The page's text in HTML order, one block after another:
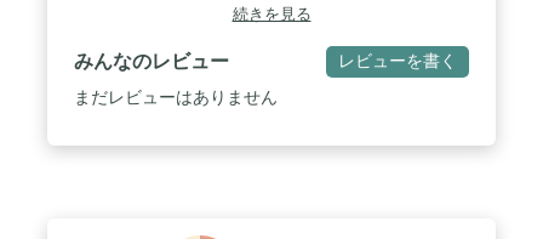
続きを見る
みんなのレビュー レビューを書く
まだレビューはありません